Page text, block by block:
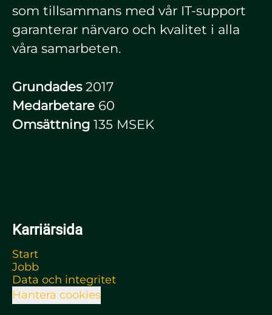
som tillsammans med vår IT-support
garanterar närvaro och kvalitet i alla
våra samarbeten.
Grundades 2017
Medarbetare 60
Omsättning 135 MSEK
Karriärsida
Start
Jobb
Data och integritet
Hantera cookies